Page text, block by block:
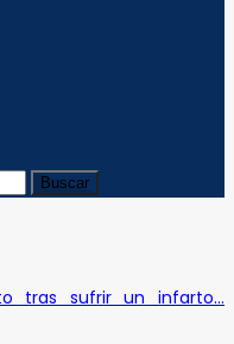
tras sufrir un infarto…